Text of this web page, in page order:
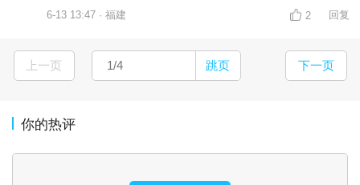
6-13 13:47 · 福建 2 回复
上一页 跳页 下一页
你的热评